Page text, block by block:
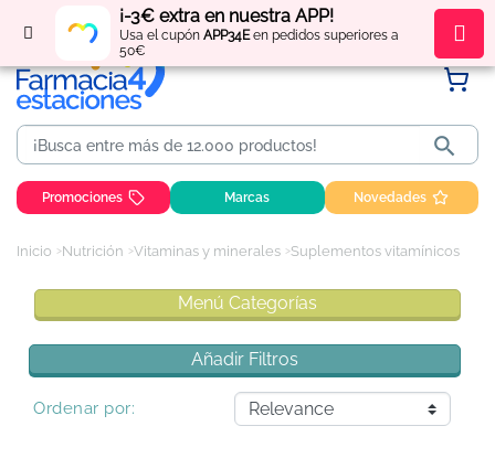
¡-3€ extra en nuestra APP!
Usa el cupón APP34Een pedidos superiores a
50€
Regístratey obténpuntos por tus compras

Promociones Marcas Novedades
Inicio Nutrición Vitaminas y minerales Suplementos vitamínicos
Menú Categorías
Añadir Filtros
Ordenar por: